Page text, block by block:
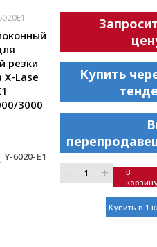
резки
X-Lase
3000
Y-6020-E1
Купить
– +
В
Купить в 1